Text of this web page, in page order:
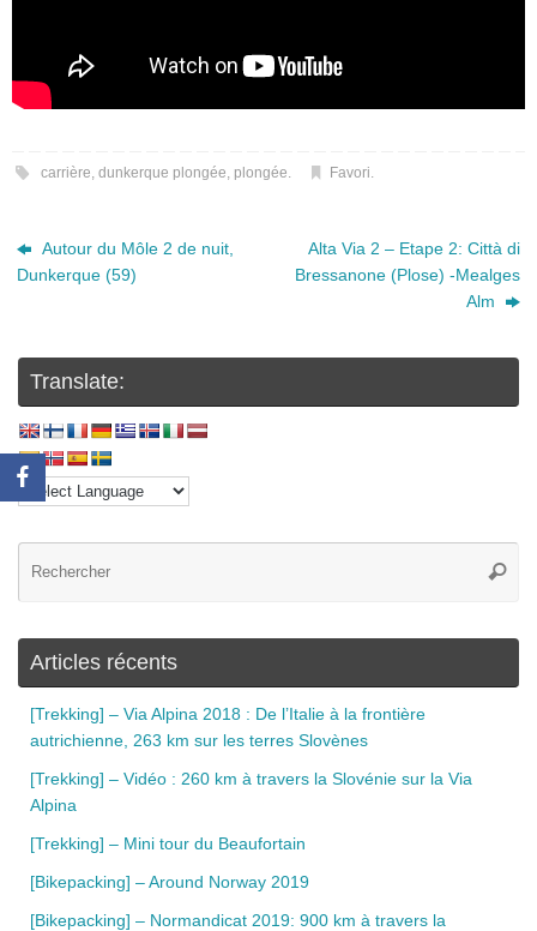
carrière, dunkerque plongée, plongée. Favori.
Autour du Môle 2 de nuit,
Dunkerque (59)
Alta Via 2 – Etape 2: Città di
Bressanone (Plose) -Mealges
Alm
Translate:
Articles récents
[Trekking] – Via Alpina 2018 : De l’Italie à la frontière
autrichienne, 263 km sur les terres Slovènes
[Trekking] – Vidéo : 260 km à travers la Slovénie sur la Via
Alpina
[Trekking] – Mini tour du Beaufortain
[Bikepacking] – Around Norway 2019
[Bikepacking] – Normandicat 2019: 900 km à travers la